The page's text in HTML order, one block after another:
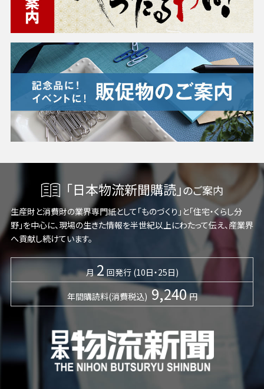
「日本物流新聞購読」のご案内
生産財と消費財の業界専門紙として「ものづくり」と「住宅・くらし分
野」を中心に、現場の生きた情報を半世紀以上にわたって伝え、産業界
へ貢献し続けています。
月 2 回発行 (10日・25日)
年間購読料(消費税込) 9,240 円